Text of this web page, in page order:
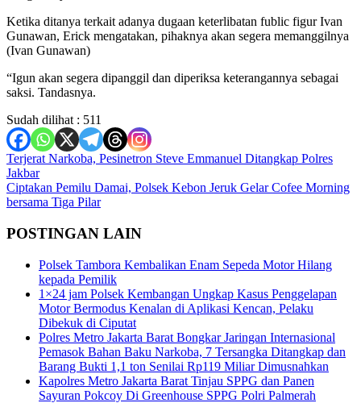
Ketika ditanya terkait adanya dugaan keterlibatan fublic figur Ivan
Gunawan, Erick mengatakan, pihaknya akan segera memanggilnya
(Ivan Gunawan)
“Igun akan segera dipanggil dan diperiksa keterangannya sebagai
saksi. Tandasnya.
Sudah dilihat : 511
Navigasi
pos
Terjerat Narkoba, Pesinetron Steve Emmanuel Ditangkap Polres
Jakbar
Ciptakan Pemilu Damai, Polsek Kebon Jeruk Gelar Cofee Morning
bersama Tiga Pilar
POSTINGAN LAIN
Polsek Tambora Kembalikan Enam Sepeda Motor Hilang
kepada Pemilik
1×24 jam Polsek Kembangan Ungkap Kasus Penggelapan
Motor Bermodus Kenalan di Aplikasi Kencan, Pelaku
Dibekuk di Ciputat
Polres Metro Jakarta Barat Bongkar Jaringan Internasional
Pemasok Bahan Baku Narkoba, 7 Tersangka Ditangkap dan
Barang Bukti 1,1 ton Senilai Rp119 Miliar Dimusnahkan
Kapolres Metro Jakarta Barat Tinjau SPPG dan Panen
Sayuran Pokcoy Di Greenhouse SPPG Polri Palmerah